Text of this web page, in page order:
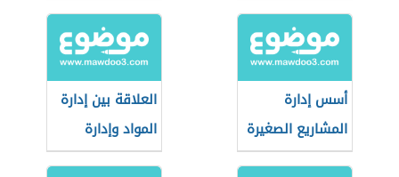
أسس إدارة
المشاريع الصغيرة
العلاقة بين إدارة
المواد وإدارة
الإنتاج